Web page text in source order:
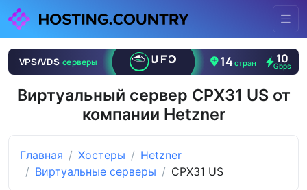
Виртуальный сервер CPX31 US от
компании Hetzner
Главная Хостеры
Hetzner
Виртуальные серверы
CPX31 US